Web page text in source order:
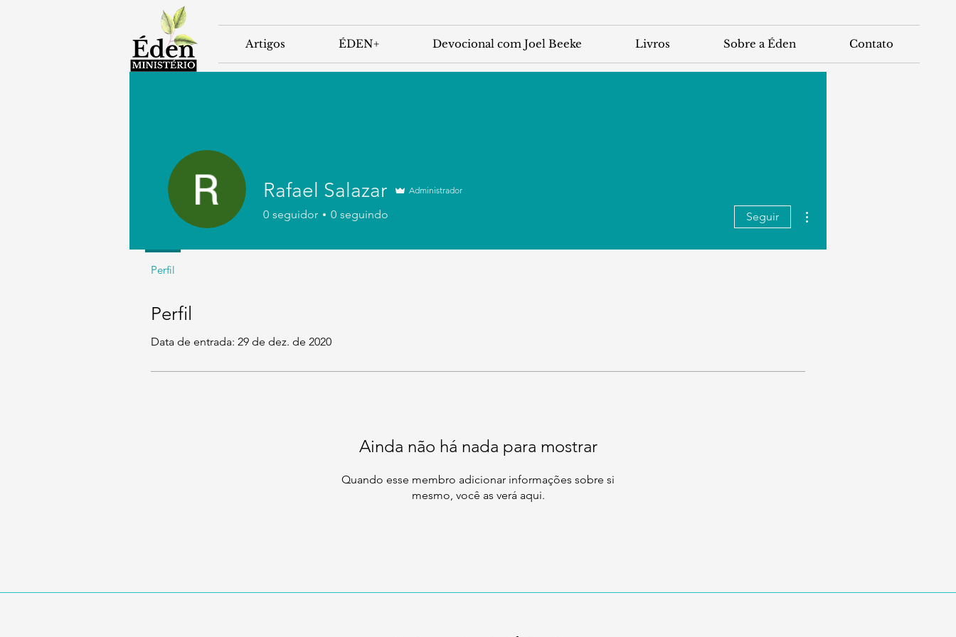
Artigos ÉDEN+ Devocional com Joel Beeke Livros Sobre a Éden Contato
Perfil
Data de entrada: 29 de dez. de 2020
Ainda não há nada para mostrar
Quando esse membro adicionar informações sobre si
mesmo, você as verá aqui.
Rafael Salazar Administrador
0 seguidor 0 seguindo Seguir
Perfil